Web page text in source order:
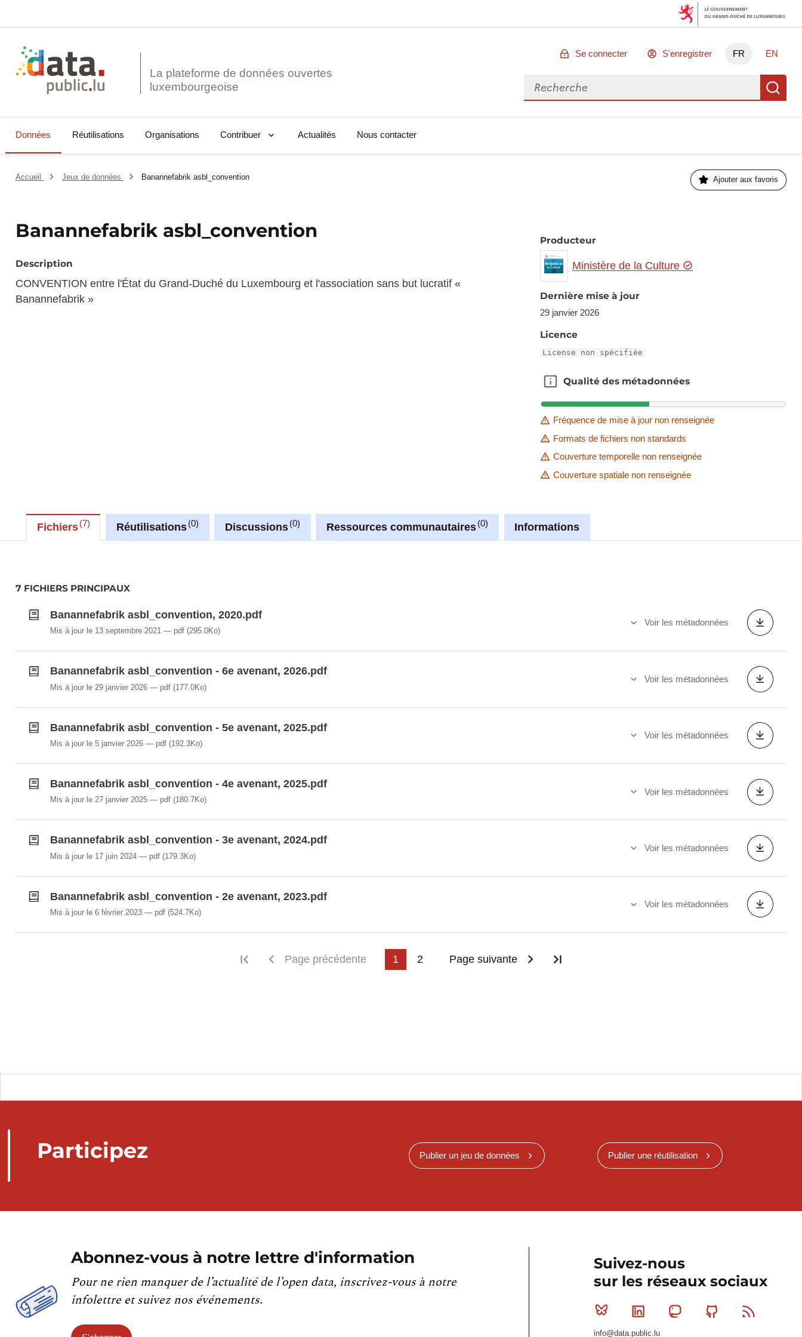
La plateforme de données ouvertes
Se connecter S'enregistrer FR EN
Rechercher des données
Données Réutilisations Organisations Contribuer Actualités Nous contacter
Accueil Jeux de données Banannefabrik asbl_convention Ajouter aux favoris
Banannefabrik asbl_convention
Description
CONVENTION entre l'État du Grand-Duché du Luxembourg et l'association sans but lucratif «
Banannefabrik »
Producteur
Ministère de la Culture
Dernière mise à jour
29 janvier 2026
Licence
License non spécifiée
Qualité des métadonnées
Qualité des métadonnées
Fréquence de mise à jour non renseignée
Formats de fichiers non standards
Couverture temporelle non renseignée
Couverture spatiale non renseignée
Fichiers 7 Réutilisations 0 Discussions 0 Ressources communautaires 0 Informations
7 FICHIERS PRINCIPAUX
Banannefabrik asbl_convention, 2020.pdf
Mis à jour le 13 septembre 2021 pdf(295.0Ko)
Voir les métadonnées
Banannefabrik asbl_convention - 6e avenant, 2026.pdf
Mis à jour le 29 janvier 2026 pdf(177.0Ko)
Voir les métadonnées
Banannefabrik asbl_convention - 5e avenant, 2025.pdf
Mis à jour le 5 janvier 2026 pdf(192.3Ko)
Voir les métadonnées
Banannefabrik asbl_convention - 4e avenant, 2025.pdf
Mis à jour le 27 janvier 2025 pdf(180.7Ko)
Voir les métadonnées
Banannefabrik asbl_convention - 3e avenant, 2024.pdf
Mis à jour le 17 juin 2024 pdf(179.3Ko)
Voir les métadonnées
Banannefabrik asbl_convention - 2e avenant, 2023.pdf
Mis à jour le 6 février 2023 pdf(524.7Ko)
Voir les métadonnées
Première page
Page précédente 1 2 Page suivante
Participez Publier un jeu de données Publier une réutilisation
Abonnez-vous à notre lettre d'information
Pour ne rien manquer de l’actualité de l’open data, inscrivez-vous à notre
infolettre et suivez nos événements.
Suivez-nous
sur les réseaux sociaux
Bluesky Linkedin MastodonGithub
info@data.public.lu